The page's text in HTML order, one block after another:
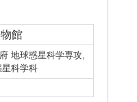
館
地球惑星科学専攻,
科学科